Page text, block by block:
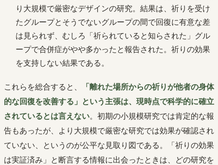
り大規模で厳密なデザインの研究。結果は、祈りを受け
たグループとそうでないグループの間で回復に有意な差
は見られず、むしろ「祈られていると知らされた」グル
ープで合併症がやや多かったと報告された。祈りの効果
を支持しない結果である。
これらを総合すると、
「離れた場所からの祈りが他者の身体
的な回復を改善する」という主張は、現時点で科学的に確立
されているとは言えない。初期の小規模研究では肯定的な報
告もあったが、より大規模で厳密な研究では効果が確認され
ていない、というのが公平な見取り図である。「祈りの効果
は実証済み」と断言する情報に出会ったときは、どの研究を